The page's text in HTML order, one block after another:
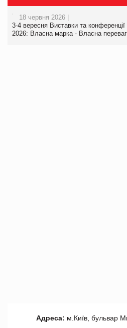
18 червня 2026 |
3-4 вересня Виставки та
2026: Власна марка - Власна
Адреса: м.Київ, бульвар